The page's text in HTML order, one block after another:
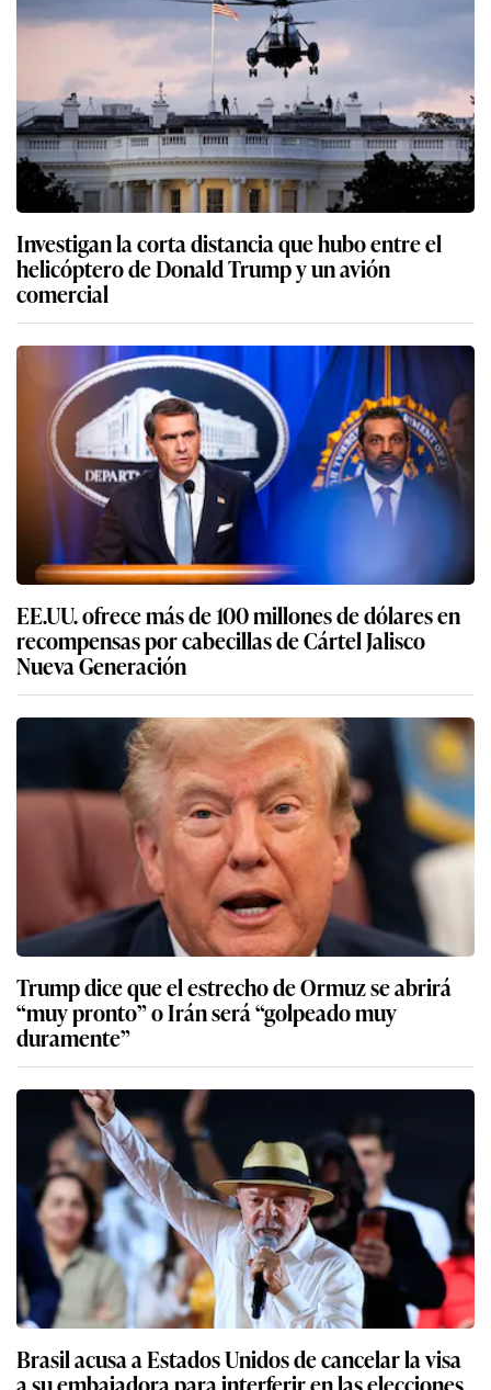
Investigan la corta distancia que hubo entre el
helicóptero de Donald Trump y un avión
comercial
EE.UU. ofrece más de 100 millones de dólares en
recompensas por cabecillas de Cártel Jalisco
Nueva Generación
Trump dice que el estrecho de Ormuz se abrirá
“muy pronto” o Irán será “golpeado muy
duramente”
Brasil acusa a Estados Unidos de cancelar la visa